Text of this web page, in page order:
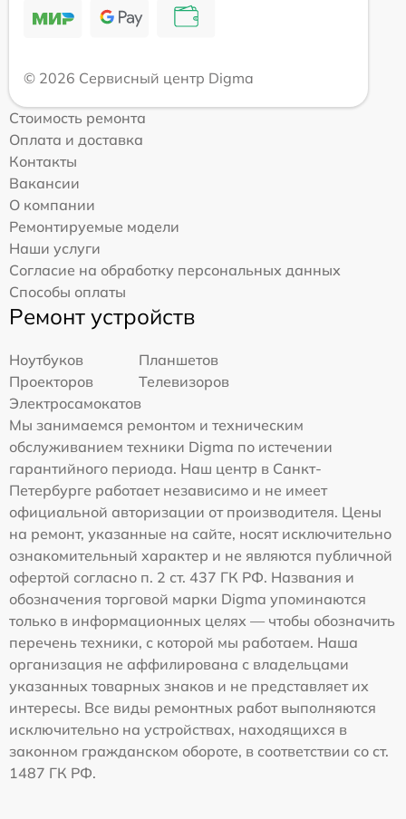
© 2026 Сервисный центр Digma
Стоимость ремонта
Оплата и доставка
Контакты
Вакансии
О компании
Ремонтируемые модели
Наши услуги
Согласие на обработку персональных данных
Способы оплаты
Ремонт устройств
Ноутбуков
Планшетов
Проекторов
Телевизоров
Электросамокатов
Мы занимаемся ремонтом и техническим
обслуживанием техники Digma по истечении
гарантийного периода. Наш центр в Санкт-
Петербурге работает независимо и не имеет
официальной авторизации от производителя. Цены
на ремонт, указанные на сайте, носят исключительно
ознакомительный характер и не являются публичной
офертой согласно п. 2 ст. 437 ГК РФ. Названия и
обозначения торговой марки Digma упоминаются
только в информационных целях — чтобы обозначить
перечень техники, с которой мы работаем. Наша
организация не аффилирована с владельцами
указанных товарных знаков и не представляет их
интересы. Все виды ремонтных работ выполняются
исключительно на устройствах, находящихся в
законном гражданском обороте, в соответствии со ст.
1487 ГК РФ.